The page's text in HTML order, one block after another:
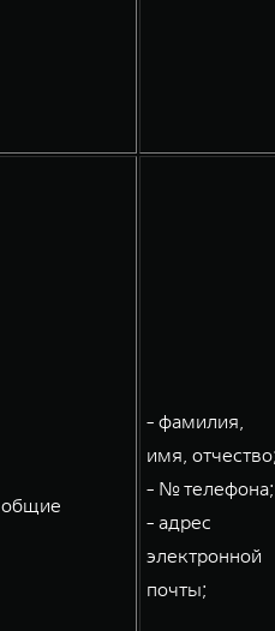
общие
- фамилия,
имя,
- № телефона;
- адрес
электронной
почты;